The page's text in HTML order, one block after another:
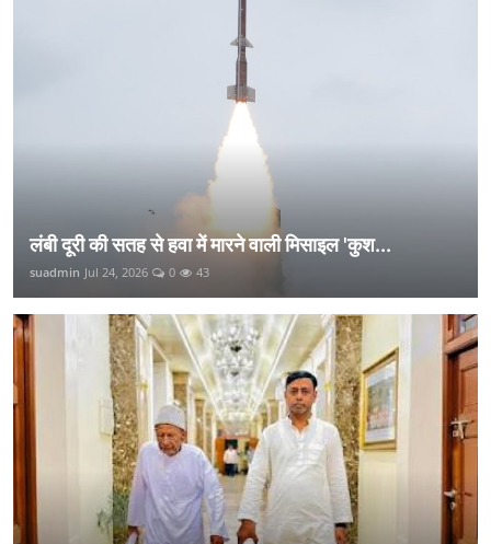
लंबी दूरी की सतह से हवा में मारने वाली मिसाइल 'कुश...
suadmin Jul 24, 2026 0 43